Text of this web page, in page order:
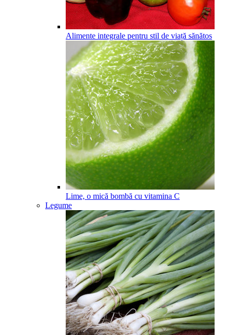
Alimente integrale pentru stil de viață sănătos
Lime, o mică bombă cu vitamina C
Legume